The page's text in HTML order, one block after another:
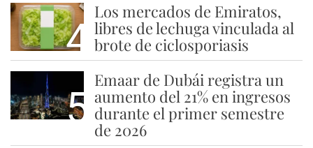
4
Los mercados de Emiratos,
libres de lechuga vinculada al
brote de ciclosporiasis
5
Emaar de Dubái registra un
aumento del 21% en ingresos
durante el primer semestre
de 2026